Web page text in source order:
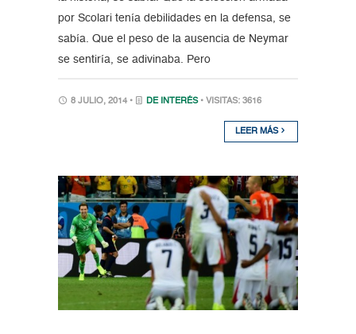
por Scolari tenía debilidades en la defensa, se
sabía. Que el peso de la ausencia de Neymar
se sentiría, se adivinaba. Pero
8 JULIO, 2014 • DE INTERÉS • VISITAS: 3616
LEER MÁS